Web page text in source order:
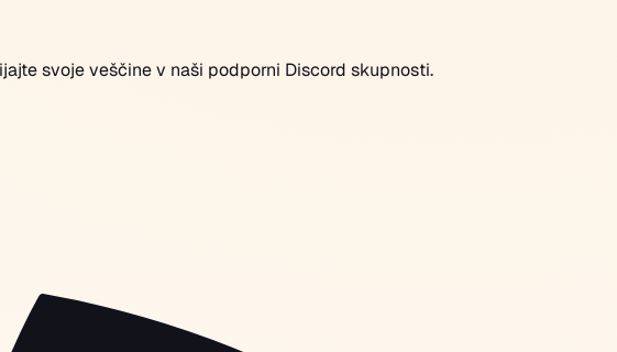
svoje veščine v naši podporni Discord skupnosti.